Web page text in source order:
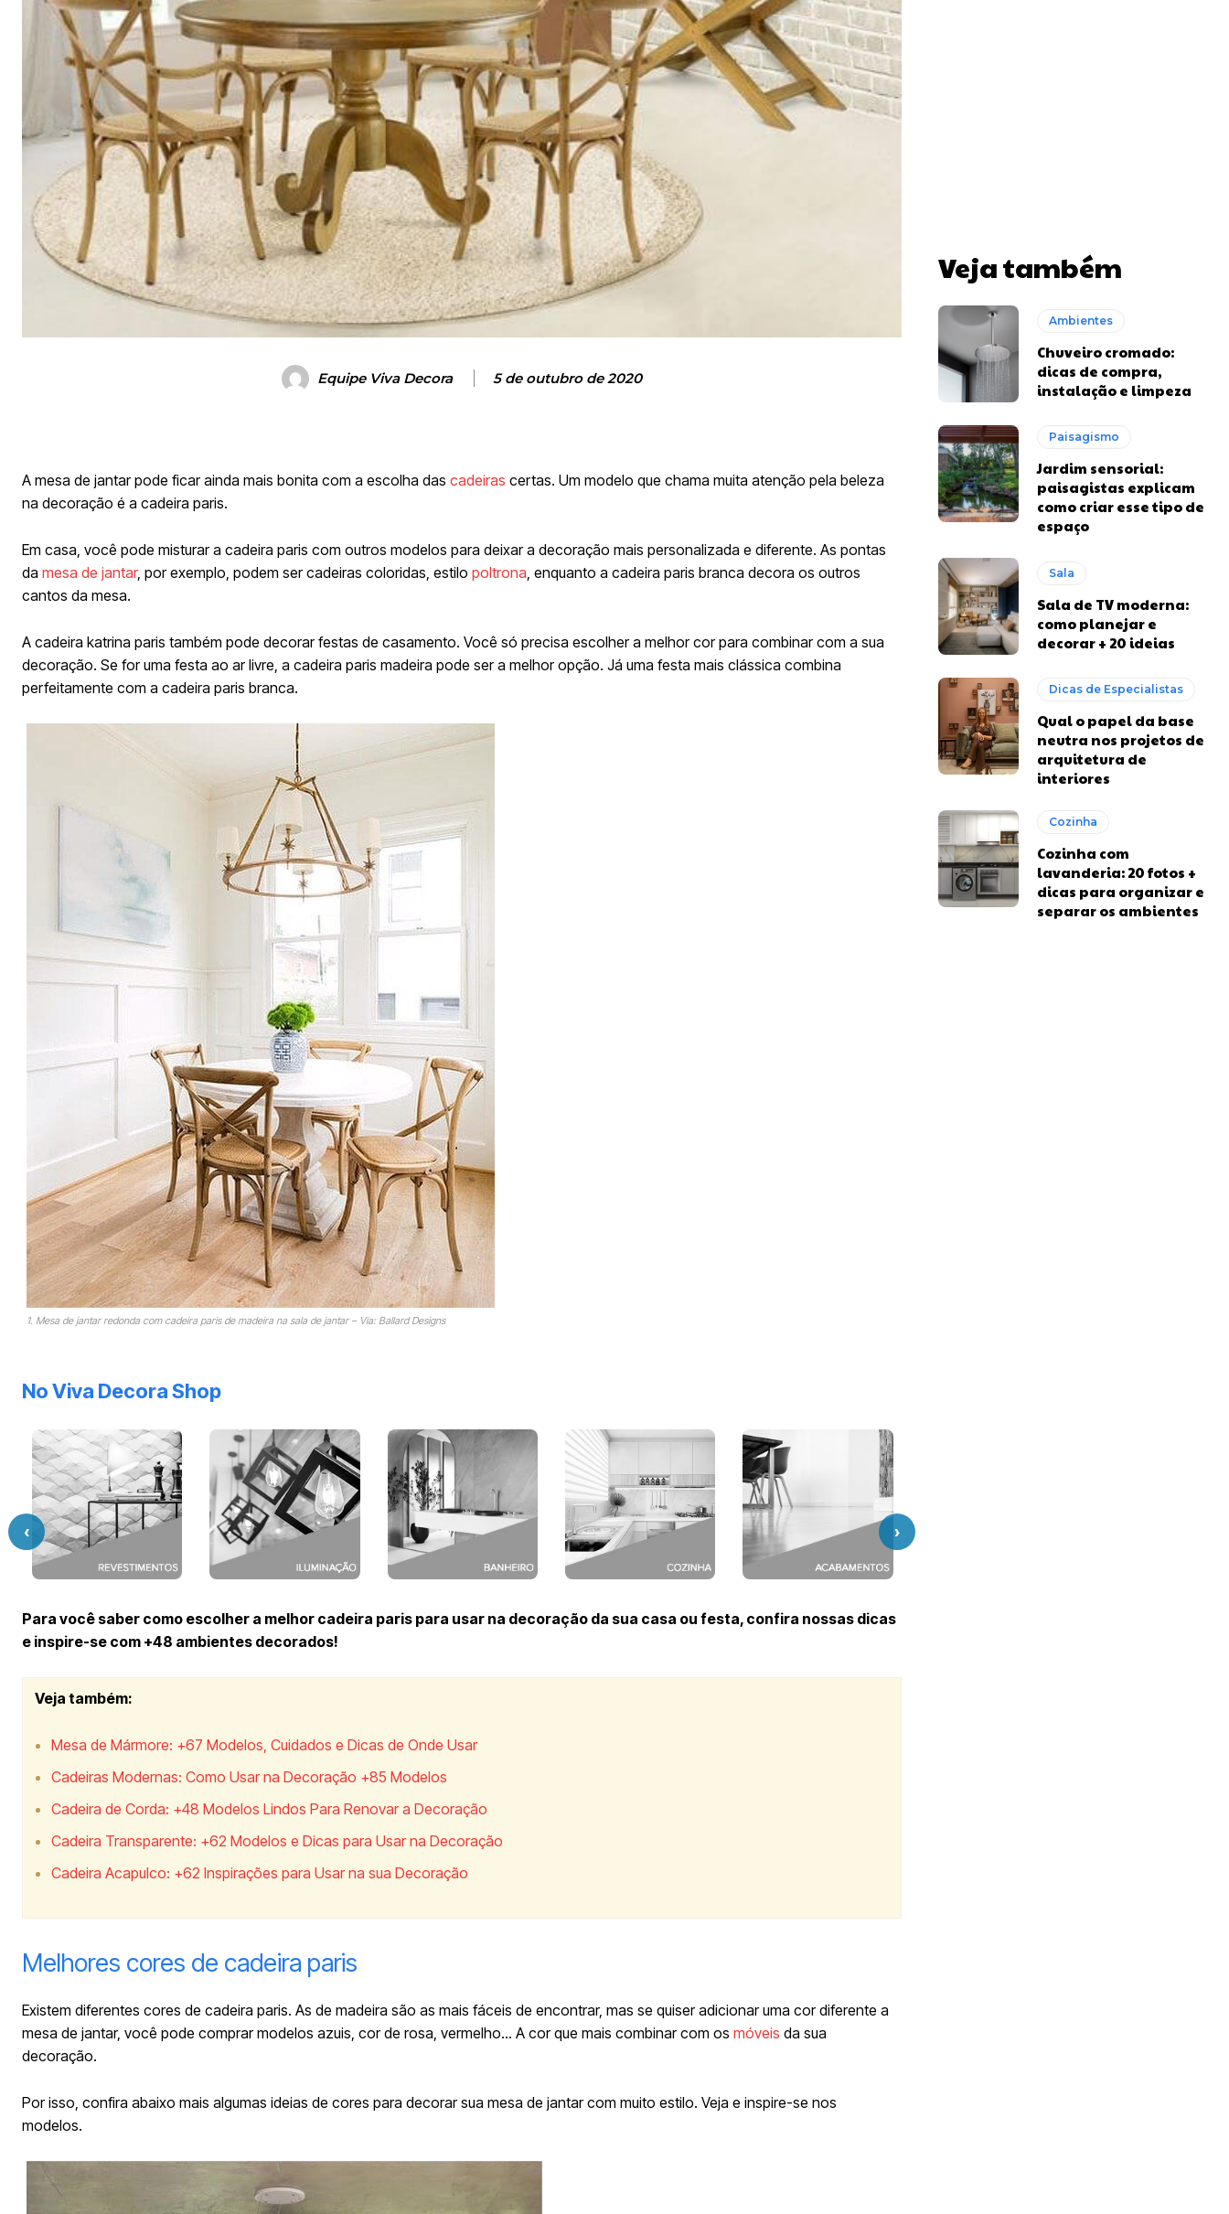
Equipe Viva Decora 5 de outubro de 2020
A mesa de jantar pode ficar ainda mais bonita com a escolha das cadeiras certas. Um modelo que chama muita atenção pela beleza
na decoração é a cadeira paris.
Em casa, você pode misturar a cadeira paris com outros modelos para deixar a decoração mais personalizada e diferente. As pontas
da mesa de jantar, por exemplo, podem ser cadeiras coloridas, estilo poltrona , enquanto a cadeira paris branca decora os outros
cantos da mesa.
A cadeira katrina paris também pode decorar festas de casamento. Você só precisa escolher a melhor cor para combinar com a sua
decoração. Se for uma festa ao ar livre, a cadeira paris madeira pode ser a melhor opção. Já uma festa mais clássica combina
perfeitamente com a cadeira paris branca.
1. Mesa de jantar redonda com cadeira paris de madeira na sala de jantar – Via: Ballard Designs
No Viva Decora Shop
‹ ›
Para você saber como escolher a melhor cadeira paris para usar na decoração da sua casa ou festa, confira nossas dicas
e inspire-se com +48 ambientes decorados!
Veja também:
Mesa de Mármore: +67 Modelos, Cuidados e Dicas de Onde Usar
Cadeiras Modernas: Como Usar na Decoração +85 Modelos
Cadeira de Corda: +48 Modelos Lindos Para Renovar a Decoração
Cadeira Transparente: +62 Modelos e Dicas para Usar na Decoração
Cadeira Acapulco: +62 Inspirações para Usar na sua Decoração
Melhores cores de cadeira paris
Existem diferentes cores de cadeira paris. As de madeira são as mais fáceis de encontrar, mas se quiser adicionar uma cor diferente a
mesa de jantar, você pode comprar modelos azuis, cor de rosa, vermelho… A cor que mais combinar com os móveis da sua
decoração.
Por isso, confira abaixo mais algumas ideias de cores para decorar sua mesa de jantar com muito estilo. Veja e inspire-se nos
modelos.
Veja também
Ambientes
Chuveiro cromado:
dicas de compra,
instalação e limpeza
Paisagismo
Jardim sensorial:
paisagistas explicam
como criar esse tipo de
espaço
Sala
Sala de TV moderna:
como planejar e
decorar + 20 ideias
Dicas de Especialistas
Qual o papel da base
neutra nos projetos de
arquitetura de
interiores
Cozinha
Cozinha com
lavanderia: 20 fotos +
dicas para organizar e
separar os ambientes